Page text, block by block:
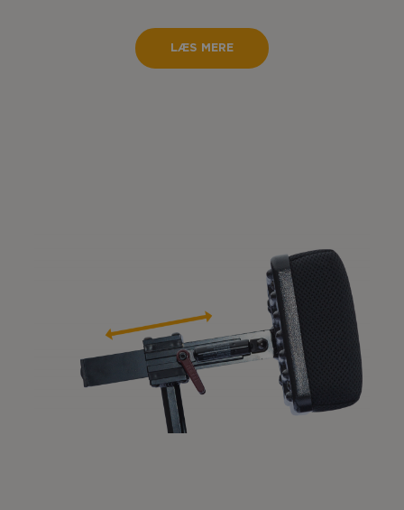
LÆS MERE